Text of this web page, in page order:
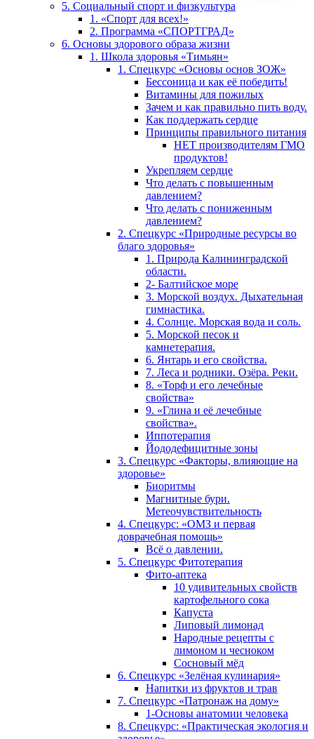
5. Социальный спорт и физкультура
1. «Спорт для всех!»
2. Программа «СПОРТГРАД»
6. Основы здорового образа жизни
1. Школа здоровья «Тимьян»
1. Спецкурс «Основы основ ЗОЖ»
Бессоница и как её победить!
Витамины для пожилых
Зачем и как правильно пить воду.
Как поддержать сердце
Принципы правильного питания
НЕТ производителям ГМО
продуктов!
Укрепляем сердце
Что делать с повышенным
давлением?
Что делать с пониженным
давлением?
2. Спецкурс «Природные ресурсы во
благо здоровья»
1. Природа Калининградской
области.
2- Балтийское море
3. Морской воздух. Дыхательная
гимнастика.
4. Солнце. Морская вода и соль.
5. Морской песок и
камнетерапия.
6. Янтарь и его свойства.
7. Леса и родники. Озёра. Реки.
8. «Торф и его лечебные
свойства»
9. «Глина и её лечебные
свойства».
Иппотерапия
Йододефицитные зоны
3. Спецкурс «Факторы, влияющие на
здоровье»
Биоритмы
Магнитные бури.
Метеочувствительность
4. Спецкурс: «ОМЗ и первая
доврачебная помощь»
Всё о давлении.
5. Спецкурс Фитотерапия
Фито-аптека
10 удивительных свойств
картофельного сока
Капуста
Липовый лимонад
Народные рецепты с
лимоном и чесноком
Сосновый мёд
6. Спецкурс «Зелёная кулинария»
Напитки из фруктов и трав
7. Спецкурс «Патронаж на дому»
1-Основы анатомии человека
8. Спецкурс: «Практическая экология и